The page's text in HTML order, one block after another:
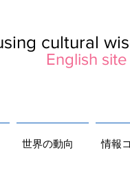
cultural
English site
世界の動向 情報